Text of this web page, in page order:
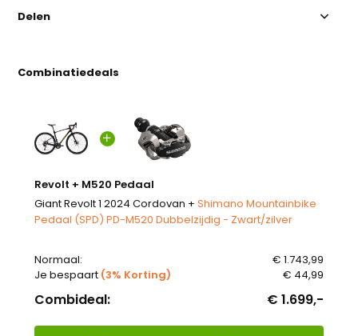
Combinatiedeals
Revolt + M520 Pedaal
Giant Revolt 1 2024 Cordovan + Shimano Mountainbike
Pedaal (SPD) PD-M520 Dubbelzijdig - Zwart/zilver
Normaal:
€ 1.743,99
Je bespaart (3% Korting) € 44,99
Combideal: € 1.699,-
Delen